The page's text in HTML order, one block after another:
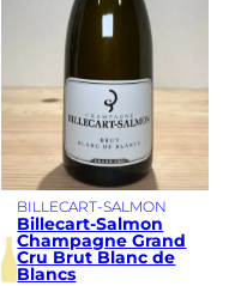
BILLECART-SALMON
Billecart-Salmon
Champagne Grand
Cru Brut Blanc de
Blancs